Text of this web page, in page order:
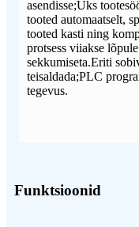
asendisse;Üks
tooted automaatselt,
tooted kasti ning
protsess viiakse
sekkumiseta.Eriti
teisaldada;PLC
tegevus.
Funktsioonid